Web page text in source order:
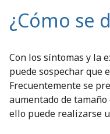
¿Cómo se
Con los síntomas y la
puede sospechar que
Frecuentemente se
aumentado de
ello puede realizarse